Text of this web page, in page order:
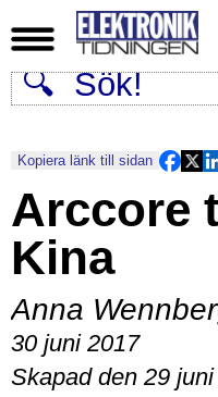
Kopiera länk till sidan
Arccore
Kina
Anna
30 juni 2017
Skapad den 29